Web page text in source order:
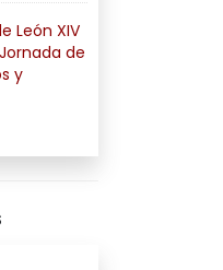
León XIV
de
y